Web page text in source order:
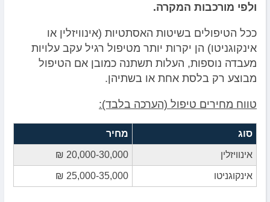
ולפי מורכבות המקרה.
ככל הטיפולים בשיטות האסתטיות (אינוויזלין או
אינקוגניטו) הן יקרות יותר מטיפול רגיל עקב עלויות
מעבדה נוספות, העלות תשתנה כמובן אם הטיפול
מבוצע רק בלסת אחת או בשתיהן.
טווח מחירים טיפול (הערכה בלבד):
סוג מחיר
אינוויזלין 20,000-30,000 ₪
אינקוגניטו 25,000-35,000 ₪